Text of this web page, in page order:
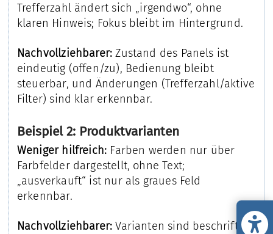
Trefferzahl ändert sich „irgendwo“, ohne
klaren Hinweis; Fokus bleibt im Hintergrund.
Nachvollziehbarer: Zustand des Panels ist
eindeutig (offen/zu), Bedienung bleibt
steuerbar, und Änderungen (Trefferzahl/aktive
Filter) sind klar erkennbar.
Beispiel 2: Produktvarianten
Weniger hilfreich: Farben werden nur über
Farbfelder dargestellt, ohne Text;
„ausverkauft“ ist nur als graues Feld
erkennbar.
Nachvollziehbarer: Varianten sind beschriftet,